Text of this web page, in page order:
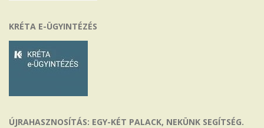
KRÉTA E-ÜGYINTÉZÉS
ÚJRAHASZNOSÍTÁS: EGY-KÉT PALACK, NEKÜNK SEGÍTSÉG.